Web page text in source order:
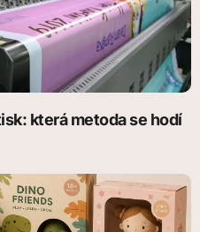
která metoda se hodí